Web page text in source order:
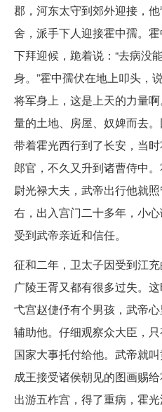
郡，河东太守到郊外迎接，
舍，派手下人迎接霍中孺。
下拜迎候，跪着说：“去病没
身。”霍中孺伏在地上叩头，
将军身上，这是上天的力量
量的土地、房屋、奴婢而去
带着霍光西行到了长安，当
郎官，不久又升到诸曹侍中
尉光禄大夫，武帝出行他就
右，出入宫门二十多年，小
受到武帝亲近和信任。
征和二年，卫太子因受到江充
广陵王胥又都有很多过失。
弋宫赵倢伃有个男孩，武帝
辅助他。仔细观察众大臣，
国家大事托付给他。武帝就
成王接受诸侯朝见的图画赐
出游五柞宫，得了重病，霍